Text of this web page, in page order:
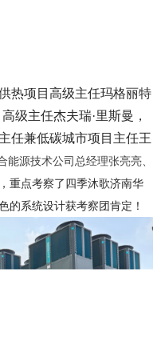
热项目高级主任玛格丽特
级主任杰夫瑞·里斯曼，
任兼低碳城市项目主任王
能源技术公司总经理张亮亮、
重点考察了四季沐歌济南华
的系统设计获考察团肯定！